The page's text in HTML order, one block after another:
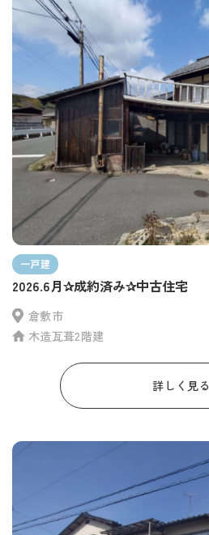
一戸建
2026.6月✰成約済み✰中古住宅
倉敷市
木造瓦葺2階建
詳しく見る